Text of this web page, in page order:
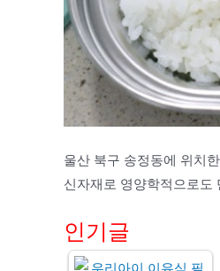
울산 북구 송정동에 위치
신자재로 영양학적으로도
인기글